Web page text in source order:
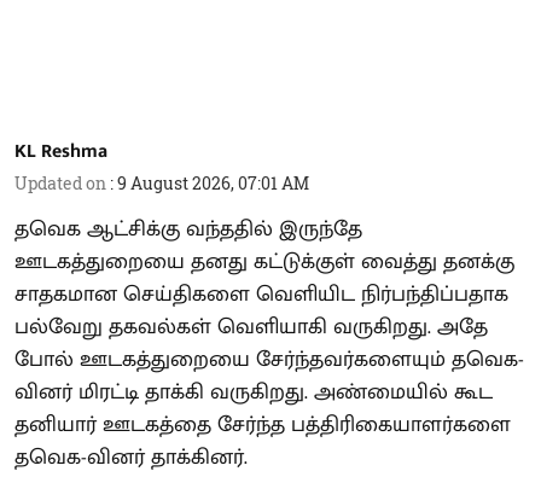
KL Reshma
Updated on :9 August 2026, 07:01 AM
தவெக ஆட்சிக்கு வந்ததில் இருந்தே
ஊடகத்துறையை தனது கட்டுக்குள் வைத்து தனக்கு
சாதகமான செய்திகளை வெளியிட நிர்பந்திப்பதாக
பல்வேறு தகவல்கள் வெளியாகி வருகிறது. அதே
போல் ஊடகத்துறையை சேர்ந்தவர்களையும் தவெக-
வினர் மிரட்டி தாக்கி வருகிறது. அண்மையில் கூட
தனியார் ஊடகத்தை சேர்ந்த பத்திரிகையாளர்களை
தவெக-வினர் தாக்கினர்.